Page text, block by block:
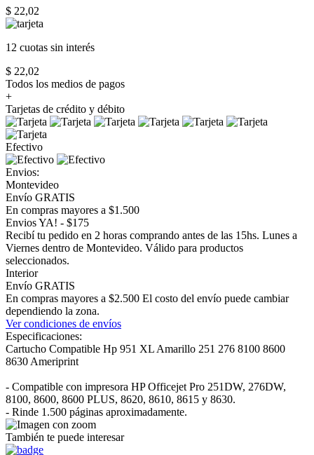
$ 22,02
12 cuotas sin interés
$ 22,02
Todos los medios de pagos
+
Tarjetas de crédito y débito
Efectivo
Envios:
Montevideo
Envío GRATIS
En compras mayores a $1.500
Envios YA! - $175
Recibí tu pedido en 2 horas comprando antes de las 15hs. Lunes a
Viernes dentro de Montevideo. Válido para productos
seleccionados.
Interior
Envío GRATIS
En compras mayores a $2.500 El costo del envío puede cambiar
dependiendo la zona.
Ver condiciones de envíos
Especificaciones:
Cartucho Compatible Hp 951 XL Amarillo 251 276 8100 8600
8630 Ameriprint
- Compatible con impresora HP Officejet Pro 251DW, 276DW,
8100, 8600, 8600 PLUS, 8620, 8610, 8615 y 8630.
- Rinde 1.500 páginas aproximadamente.
También te puede interesar